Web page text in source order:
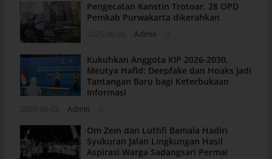
Pengecatan Kanstin Trotoar, 28 OPD
Pemkab Purwakarta dikerahkan
Admin
Kukuhkan Anggota KIP 2026-2030,
Meutya Hafid: Deepfake dan Hoaks Jadi
Tantangan Baru bagi Keterbukaan
Informasi
Admin
Om Zein dan Luthfi Bamala Hadiri
Syukuran Jalan Lingkungan Hasil
Aspirasi Warga Sadangsari Permai